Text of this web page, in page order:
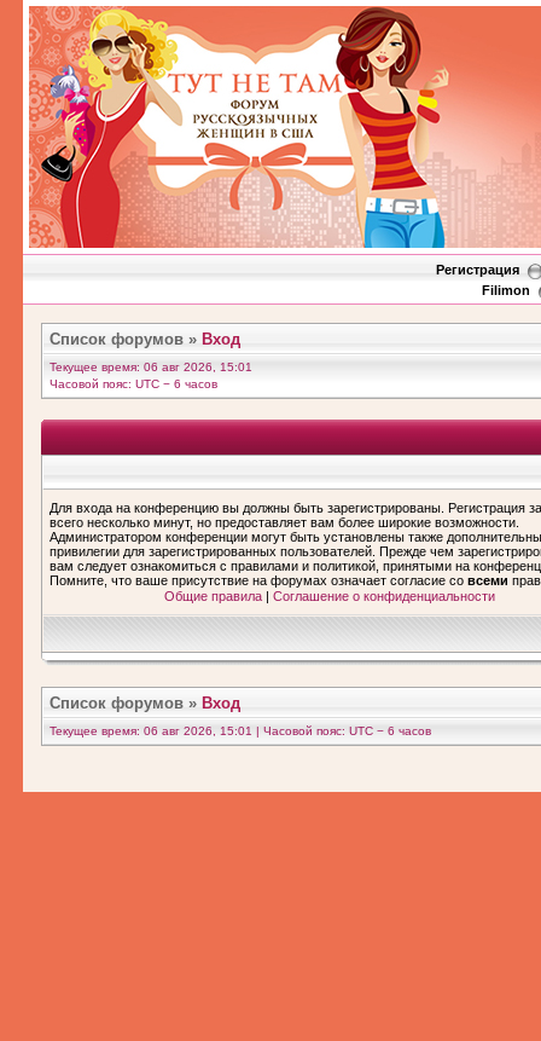
Регистрация
Filimon
Список форумов » Вход
Текущее время: 06 авг 2026, 15:01
Часовой пояс: UTC − 6 часов
Для входа на конференцию вы должны быть зарегистрированы. Регистрация
всего несколько минут, но предоставляет вам более широкие возможности.
Администратором конференции могут быть установлены также
привилегии для зарегистрированных пользователей. Прежде чем
вам следует ознакомиться с правилами и политикой, принятыми на
Помните, что ваше присутствие на форумах означает согласие со всеми
Общие правила| Соглашение о конфиденциальности
Список форумов » Вход
Текущее время: 06 авг 2026, 15:01 | Часовой пояс: UTC − 6 часов